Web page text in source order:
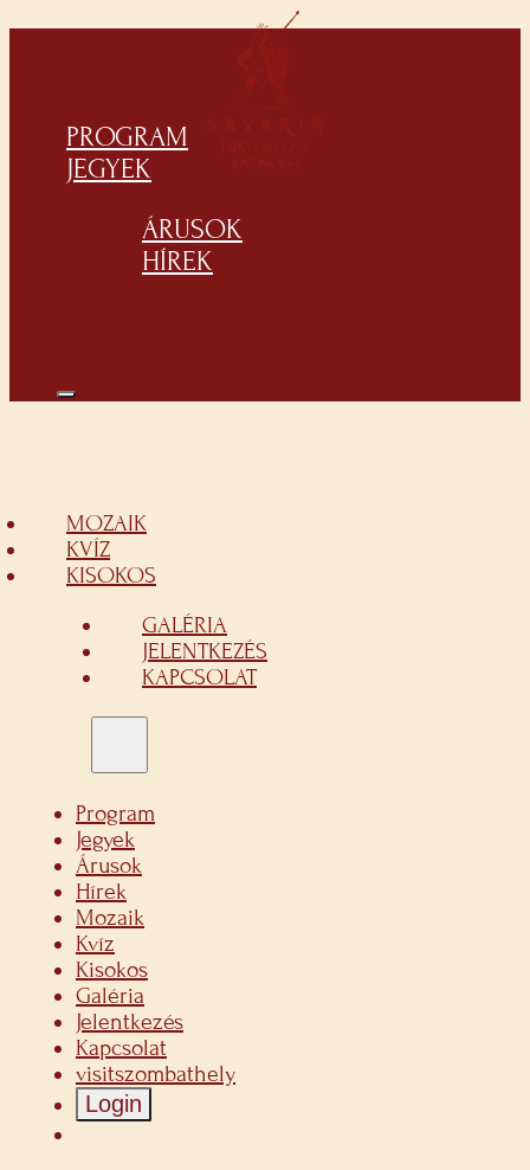
PROGRAM
JEGYEK
ÁRUSOK
HÍREK
MOZAIK
KVÍZ
KISOKOS
GALÉRIA
JELENTKEZÉS
KAPCSOLAT
Program
Jegyek
Árusok
Hírek
Mozaik
Kvíz
Kisokos
Galéria
Jelentkezés
Kapcsolat
visitszombathely
Login